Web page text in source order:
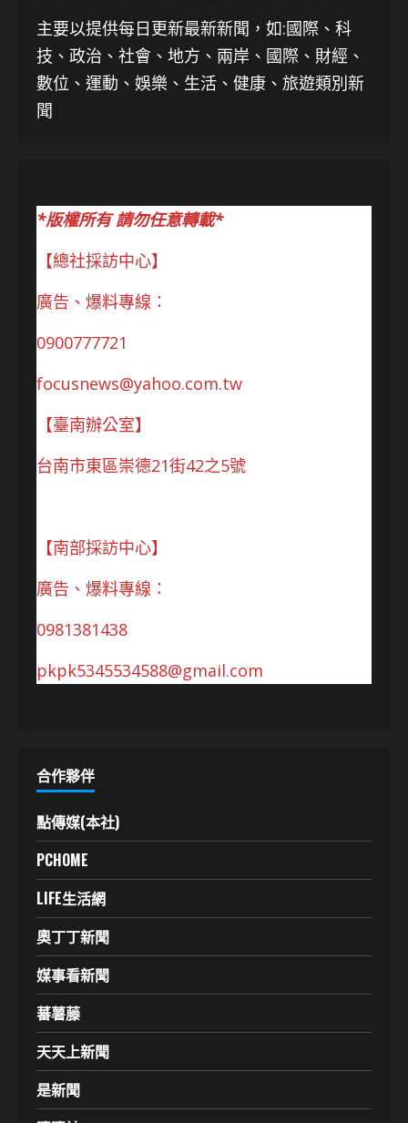
主要以提供每日更新最新新聞 ，如:國際、科
技、 政治、社會、地方、兩岸、國際、財經、
數位、運動、娛樂、生活、健康、旅遊類別新
聞
*版權所有 請勿任意轉載*
【總社採訪中心】
廣告、爆料專線：
0900777721
focusnews@yahoo.com.tw
【臺南辦公室】
台南市東區崇德21街42之5號
【南部採訪中心】
廣告、爆料專線：
0981381438
pkpk5345534588@gmail.com
合作夥伴
點傳媒(本社)
PCHOME
LIFE生活網
奧丁丁新聞
媒事看新聞
蕃薯藤
天天上新聞
是新聞